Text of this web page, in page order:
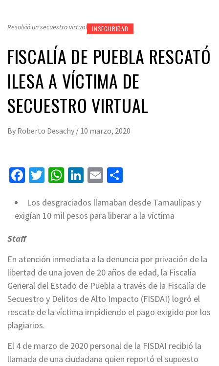
Resolvió un secuestro virtual INSEGURIDAD
FISCALÍA DE PUEBLA RESCATÓ
ILESA A VÍCTIMA DE
SECUESTRO VIRTUAL
By Roberto Desachy / 10 marzo, 2020
Facebook
Twitter
WhatsApp
LinkedIn
Email
Los desgraciados llamaban desde Tamaulipas y
exigían 10 mil pesos para liberar a la víctima
Staff
En atención inmediata a la denuncia por privación de la
libertad de una joven de 20 años de edad, la Fiscalía
General del Estado de Puebla a través de la Fiscalía de
Secuestro y Delitos de Alto Impacto (FISDAI) logró el
rescate de la víctima impidiendo el pago exigido por los
plagiarios.
El 4 de marzo de 2020 personal de la FISDAI recibió la
llamada de una ciudadana quien reportó el supuesto